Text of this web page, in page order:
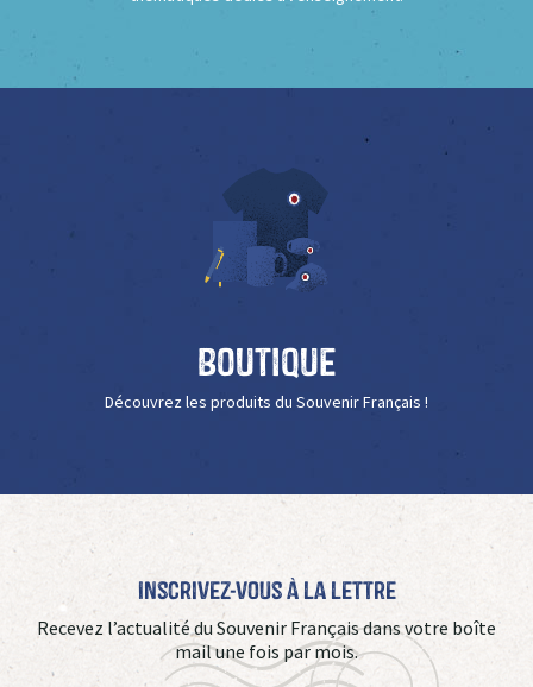
Boutique
Découvrez les produits du Souvenir Français !
Inscrivez-vous à La Lettre
Recevez l’actualité du Souvenir Français dans votre boîte
mail une fois par mois.